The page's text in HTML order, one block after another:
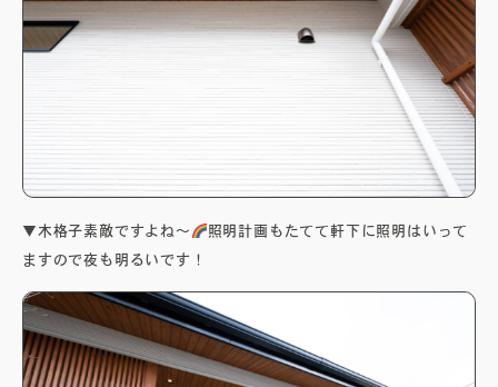
▼木格子素敵ですよね～
照明計画もたてて軒下に照明はいって
ますので夜も明るいです！